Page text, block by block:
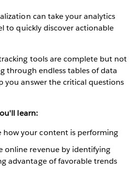
can take your analytics
to quickly discover actionable
tools are complete but not
through endless tables of data
you answer the critical questions
learn:
how your content is performing
online revenue by identifying
advantage of favorable trends